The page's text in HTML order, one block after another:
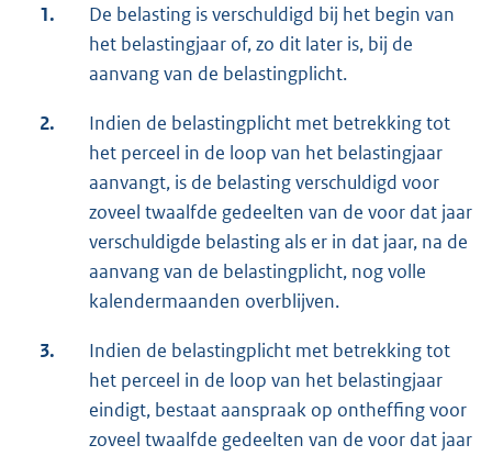
1.
De belasting is verschuldigd bij het begin van
het belastingjaar of, zo dit later is, bij de
aanvang van de belastingplicht.
2.
Indien de belastingplicht met betrekking tot
het perceel in de loop van het belastingjaar
aanvangt, is de belasting verschuldigd voor
zoveel twaalfde gedeelten van de voor dat jaar
verschuldigde belasting als er in dat jaar, na de
aanvang van de belastingplicht, nog volle
kalendermaanden overblijven.
3.
Indien de belastingplicht met betrekking tot
het perceel in de loop van het belastingjaar
eindigt, bestaat aanspraak op ontheffing voor
zoveel twaalfde gedeelten van de voor dat jaar